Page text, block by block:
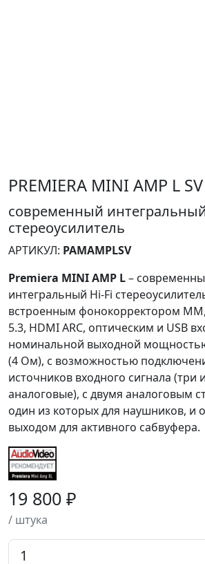
PREMIERA MINI AMP L SV
современный
стереоусилитель
АРТИКУЛ: PAMAMPLSV
Premiera MINI AMP L–
интегральный Hi-Fi
встроенным фонокорректором
5.3, HDMI ARC, оптическим и USB
номинальной выходной
(4 Ом), с возможностью
источников входного сигнала (три
аналоговые), с двумя аналоговым
один из которых для наушников, и
выходом для активного сабвуфера.
19 800 ₽
/ штука